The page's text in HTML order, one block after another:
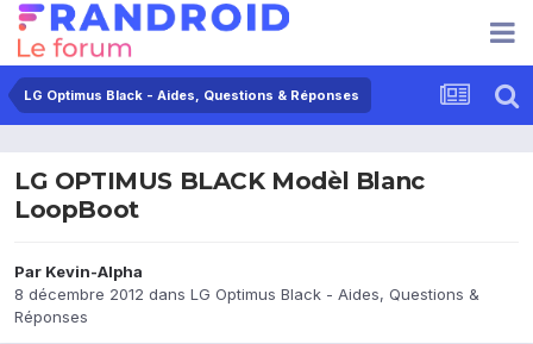
LG Optimus Black - Aides, Questions & Réponses
LG OPTIMUS BLACK Modèl Blanc
LoopBoot
Par Kevin-Alpha
8 décembre 2012 dans LG Optimus Black - Aides, Questions &
Réponses